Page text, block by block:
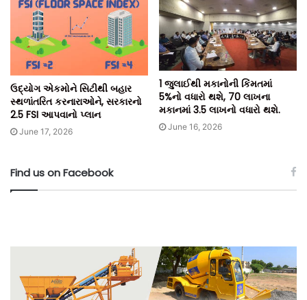
ઉદ્યોગ એકમોને સિટીથી બહાર
સ્થળાંતરિત કરનારાઓને, સરકારનો
2.5 FSI આપવાનો પ્લાન
June 17, 2026
1 જુલાઈથી મકાનોની કિંમતમાં
5%નો વધારો થશે, 70 લાખના
મકાનમાં 3.5 લાખનો વધારો થશે.
June 16, 2026
Find us on Facebook